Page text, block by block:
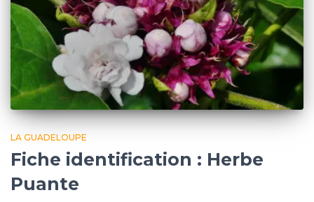
LA GUADELOUPE
Fiche identification : Herbe
Puante